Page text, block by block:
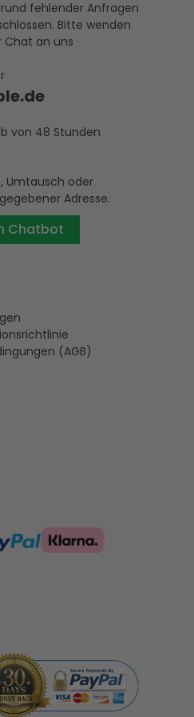
fehlender Anfragen
Bitte wenden
Chat an uns
von 48 Stunden
Umtausch oder
Adresse.
Chatbot
(AGB)